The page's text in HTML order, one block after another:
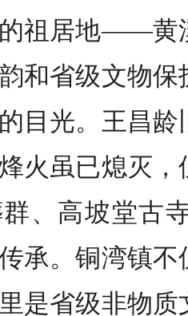
祖居地——黄
和省级文物
目光。王昌
火虽已熄灭
、高坡堂古
承。铜湾镇不
是省级非物